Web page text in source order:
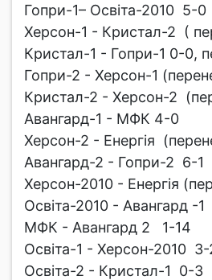
Гопри-1– Освіта-2010 5-0
Херсон-1 - Кристал-2 (
Кристал-1 - Гопри-1 0-0,
Гопри-2 - Херсон-1
Кристал-2 - Херсон-2
Авангард-1 - МФК 4-0
Херсон-2 - Енергія
Авангард-2 - Гопри-2 6-1
Херсон-2010 - Енергія
Освіта-2010 - Авангард -
МФК - Авангард 2 1-14
Освіта-1 - Херсон-2010 3-
Освіта-2 - Кристал-1 0-3